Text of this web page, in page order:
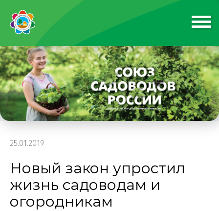
25.01.2019
Новый закон упростил
жизнь садоводам и
огородникам